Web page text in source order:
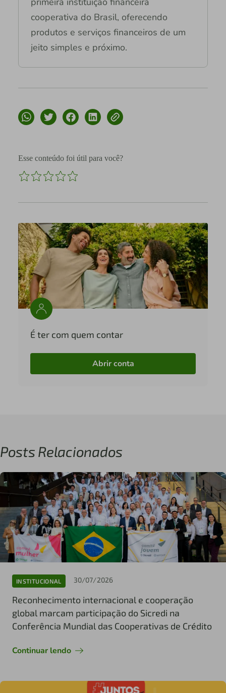
cooperativa do Brasil, oferecendo
produtos e serviços financeiros de um
jeito simples e próximo.
Esse conteúdo foi útil para você?
É ter com quem contar
Abrir conta
Posts Relacionados
INSTITUCIONAL 30/07/2026
Reconhecimento internacional e cooperação
global marcam participação do Sicredi na
Conferência Mundial das Cooperativas de Crédito
Continuar lendo